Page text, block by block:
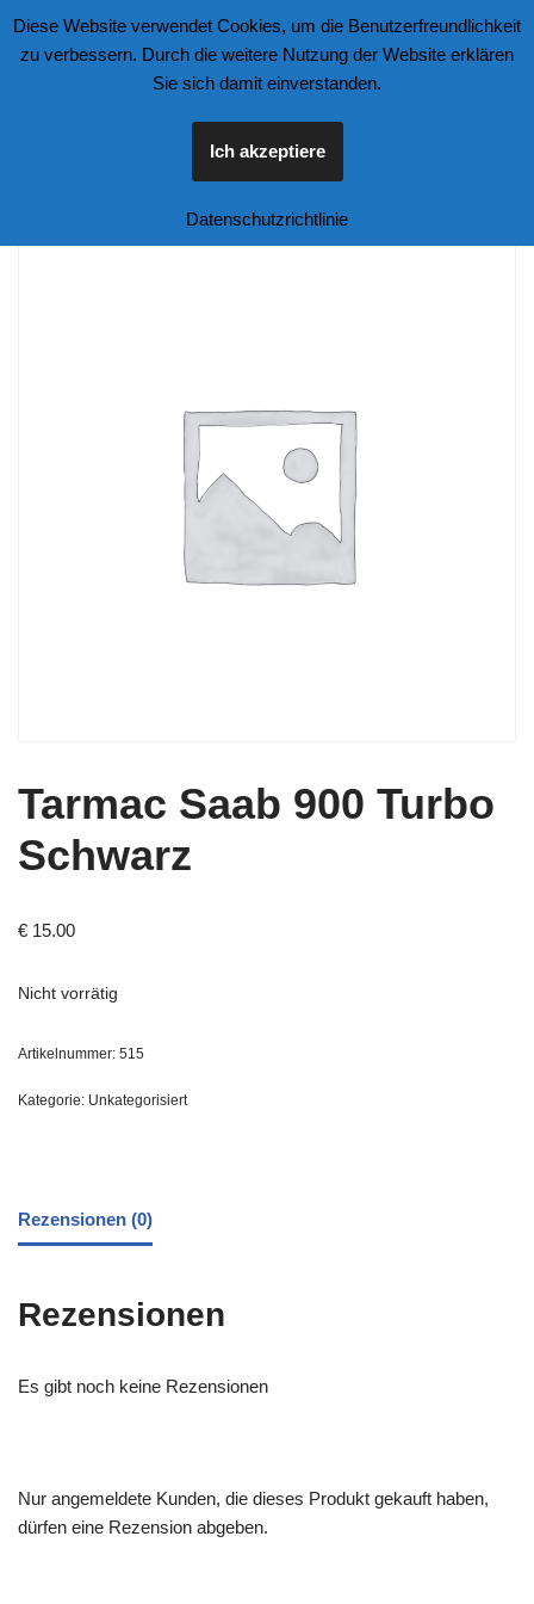
Zum
Tarmac Saab 900 Turbo
Schwarz
€ 15.00
Nicht vorrätig
Artikelnummer: 515
Kategorie: Unkategorisiert
Rezensionen (0)
Rezensionen
Es gibt noch keine Rezensionen
Nur angemeldete Kunden, die dieses Produkt gekauft haben,
dürfen eine Rezension abgeben.
Diese Website verwendet Cookies, um die Benutzerfreundlichkeit
zu verbessern. Durch die weitere Nutzung der Website erklären
Sie sich damit einverstanden.
Ich akzeptiere
Datenschutzrichtlinie